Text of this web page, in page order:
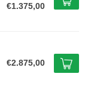
€1.375,00
€2.875,00